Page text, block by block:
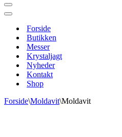
Navigation
menu
Navigation
Forside
Butikken
Messer
Krystaljagt
Nyheder
Kontakt
Shop
Forside\Moldavit\Moldavit